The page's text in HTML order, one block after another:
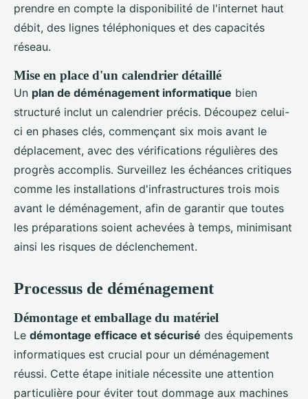
prendre en compte la disponibilité de l'internet haut
débit, des lignes téléphoniques et des capacités
réseau.
Mise en place d'un calendrier détaillé
Un plan de déménagement informatique bien
structuré inclut un calendrier précis. Découpez celui-
ci en phases clés, commençant six mois avant le
déplacement, avec des vérifications régulières des
progrès accomplis. Surveillez les échéances critiques
comme les installations d'infrastructures trois mois
avant le déménagement, afin de garantir que toutes
les préparations soient achevées à temps, minimisant
ainsi les risques de déclenchement.
Processus de déménagement
Démontage et emballage du matériel
Le démontage efficace et sécurisé des équipements
informatiques est crucial pour un déménagement
réussi. Cette étape initiale nécessite une attention
particulière pour éviter tout dommage aux machines